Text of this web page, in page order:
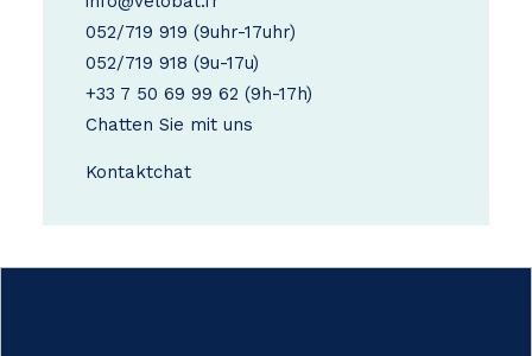
052/719 919 (9uhr-17uhr)
052/719 918 (9u-17u)
+33 7 50 69 99 62 (9h-17h)
Chatten Sie mit uns
Kontaktchat